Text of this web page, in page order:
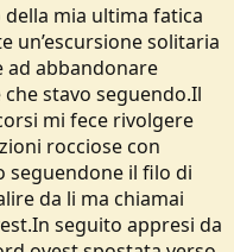
mia ultima fatica
un’escursione solitaria
ad abbandonare
stavo seguendo.Il
mi fece rivolgere
rocciose con
seguendone il filo di
da li ma chiamai
seguito appresi da